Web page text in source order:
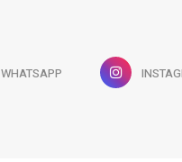
WHATSAPP